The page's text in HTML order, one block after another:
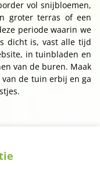
vol snijbloemen,
groter terras of een
periode waarin we
dicht is, vast alle tijd
in tuinbladen en
van de buren. Maak
van de tuin erbij en ga